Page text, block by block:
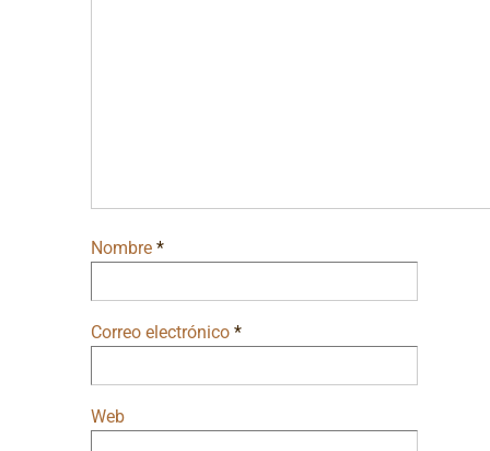
Nombre *
Correo electrónico *
Web